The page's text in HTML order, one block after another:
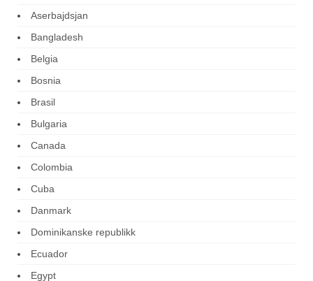
Aserbajdsjan
Bangladesh
Belgia
Bosnia
Brasil
Bulgaria
Canada
Colombia
Cuba
Danmark
Dominikanske republikk
Ecuador
Egypt